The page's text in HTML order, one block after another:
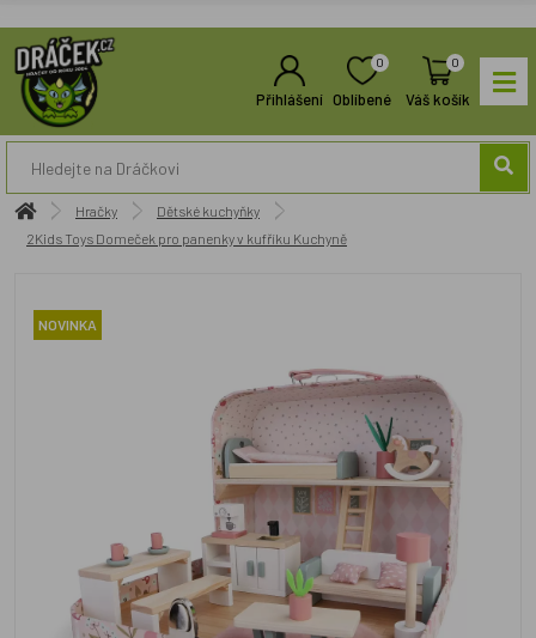
Přihlášení
0
Oblíbené
0
Váš košík
Hračky
Dětské kuchyňky
2Kids Toys Domeček pro panenky v kufříku Kuchyně
NOVINKA